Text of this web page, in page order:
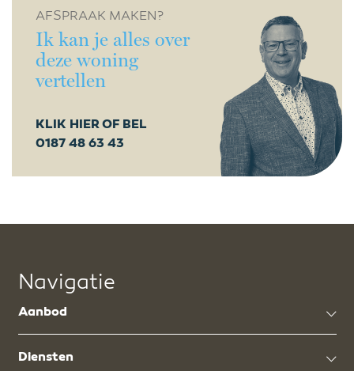
AFSPRAAK MAKEN?
Ik kan je alles over
deze woning
vertellen
KLIK HIER OF BEL
0187 48 63 43
Navigatie
Aanbod
Diensten